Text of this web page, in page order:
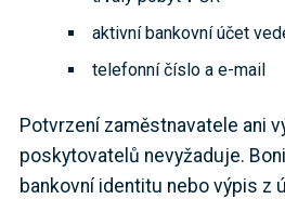
aktivní bankovní účet
telefonní číslo a e-mail
Potvrzení zaměstnavatele ani
poskytovatelů nevyžaduje.
bankovní identitu nebo výpis z